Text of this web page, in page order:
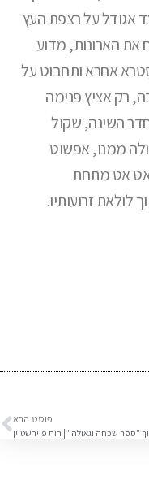
אגודל על רצפת העץ
הארונות, מדוע
אחרא ותחבוט על
רק אציץ פנימה
השינה, שקול
ממנו, אפשוט
אט אט מתחת
זרועותיו.
פוסט הבא
"ספר שכחה וגאולה" | רות פוירשטיין